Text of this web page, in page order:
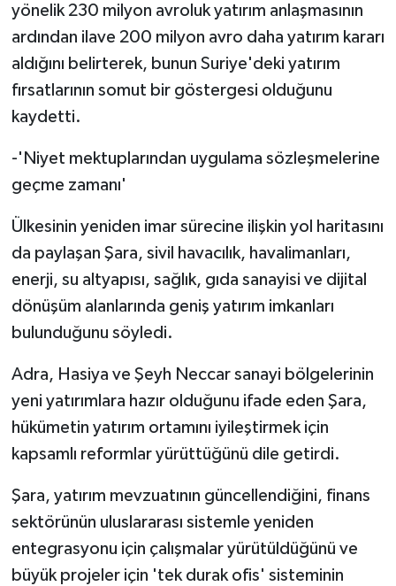
yönelik 230 milyon avroluk yatırım anlaşmasının
ardından ilave 200 milyon avro daha yatırım kararı
aldığını belirterek, bunun Suriye'deki yatırım
fırsatlarının somut bir göstergesi olduğunu
kaydetti.
-'Niyet mektuplarından uygulama sözleşmelerine
geçme zamanı'
Ülkesinin yeniden imar sürecine ilişkin yol haritasını
da paylaşan Şara, sivil havacılık, havalimanları,
enerji, su altyapısı, sağlık, gıda sanayisi ve dijital
dönüşüm alanlarında geniş yatırım imkanları
bulunduğunu söyledi.
Adra, Hasiya ve Şeyh Neccar sanayi bölgelerinin
yeni yatırımlara hazır olduğunu ifade eden Şara,
hükümetin yatırım ortamını iyileştirmek için
kapsamlı reformlar yürüttüğünü dile getirdi.
Şara, yatırım mevzuatının güncellendiğini, finans
sektörünün uluslararası sistemle yeniden
entegrasyonu için çalışmalar yürütüldüğünü ve
büyük projeler için 'tek durak ofis' sisteminin